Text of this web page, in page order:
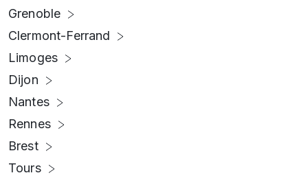
Grenoble
Clermont-Ferrand
Limoges
Dijon
Nantes
Rennes
Brest
Tours